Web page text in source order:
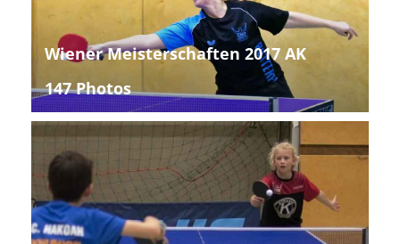
Wiener Meisterschaften 2017 AK
147 Photos